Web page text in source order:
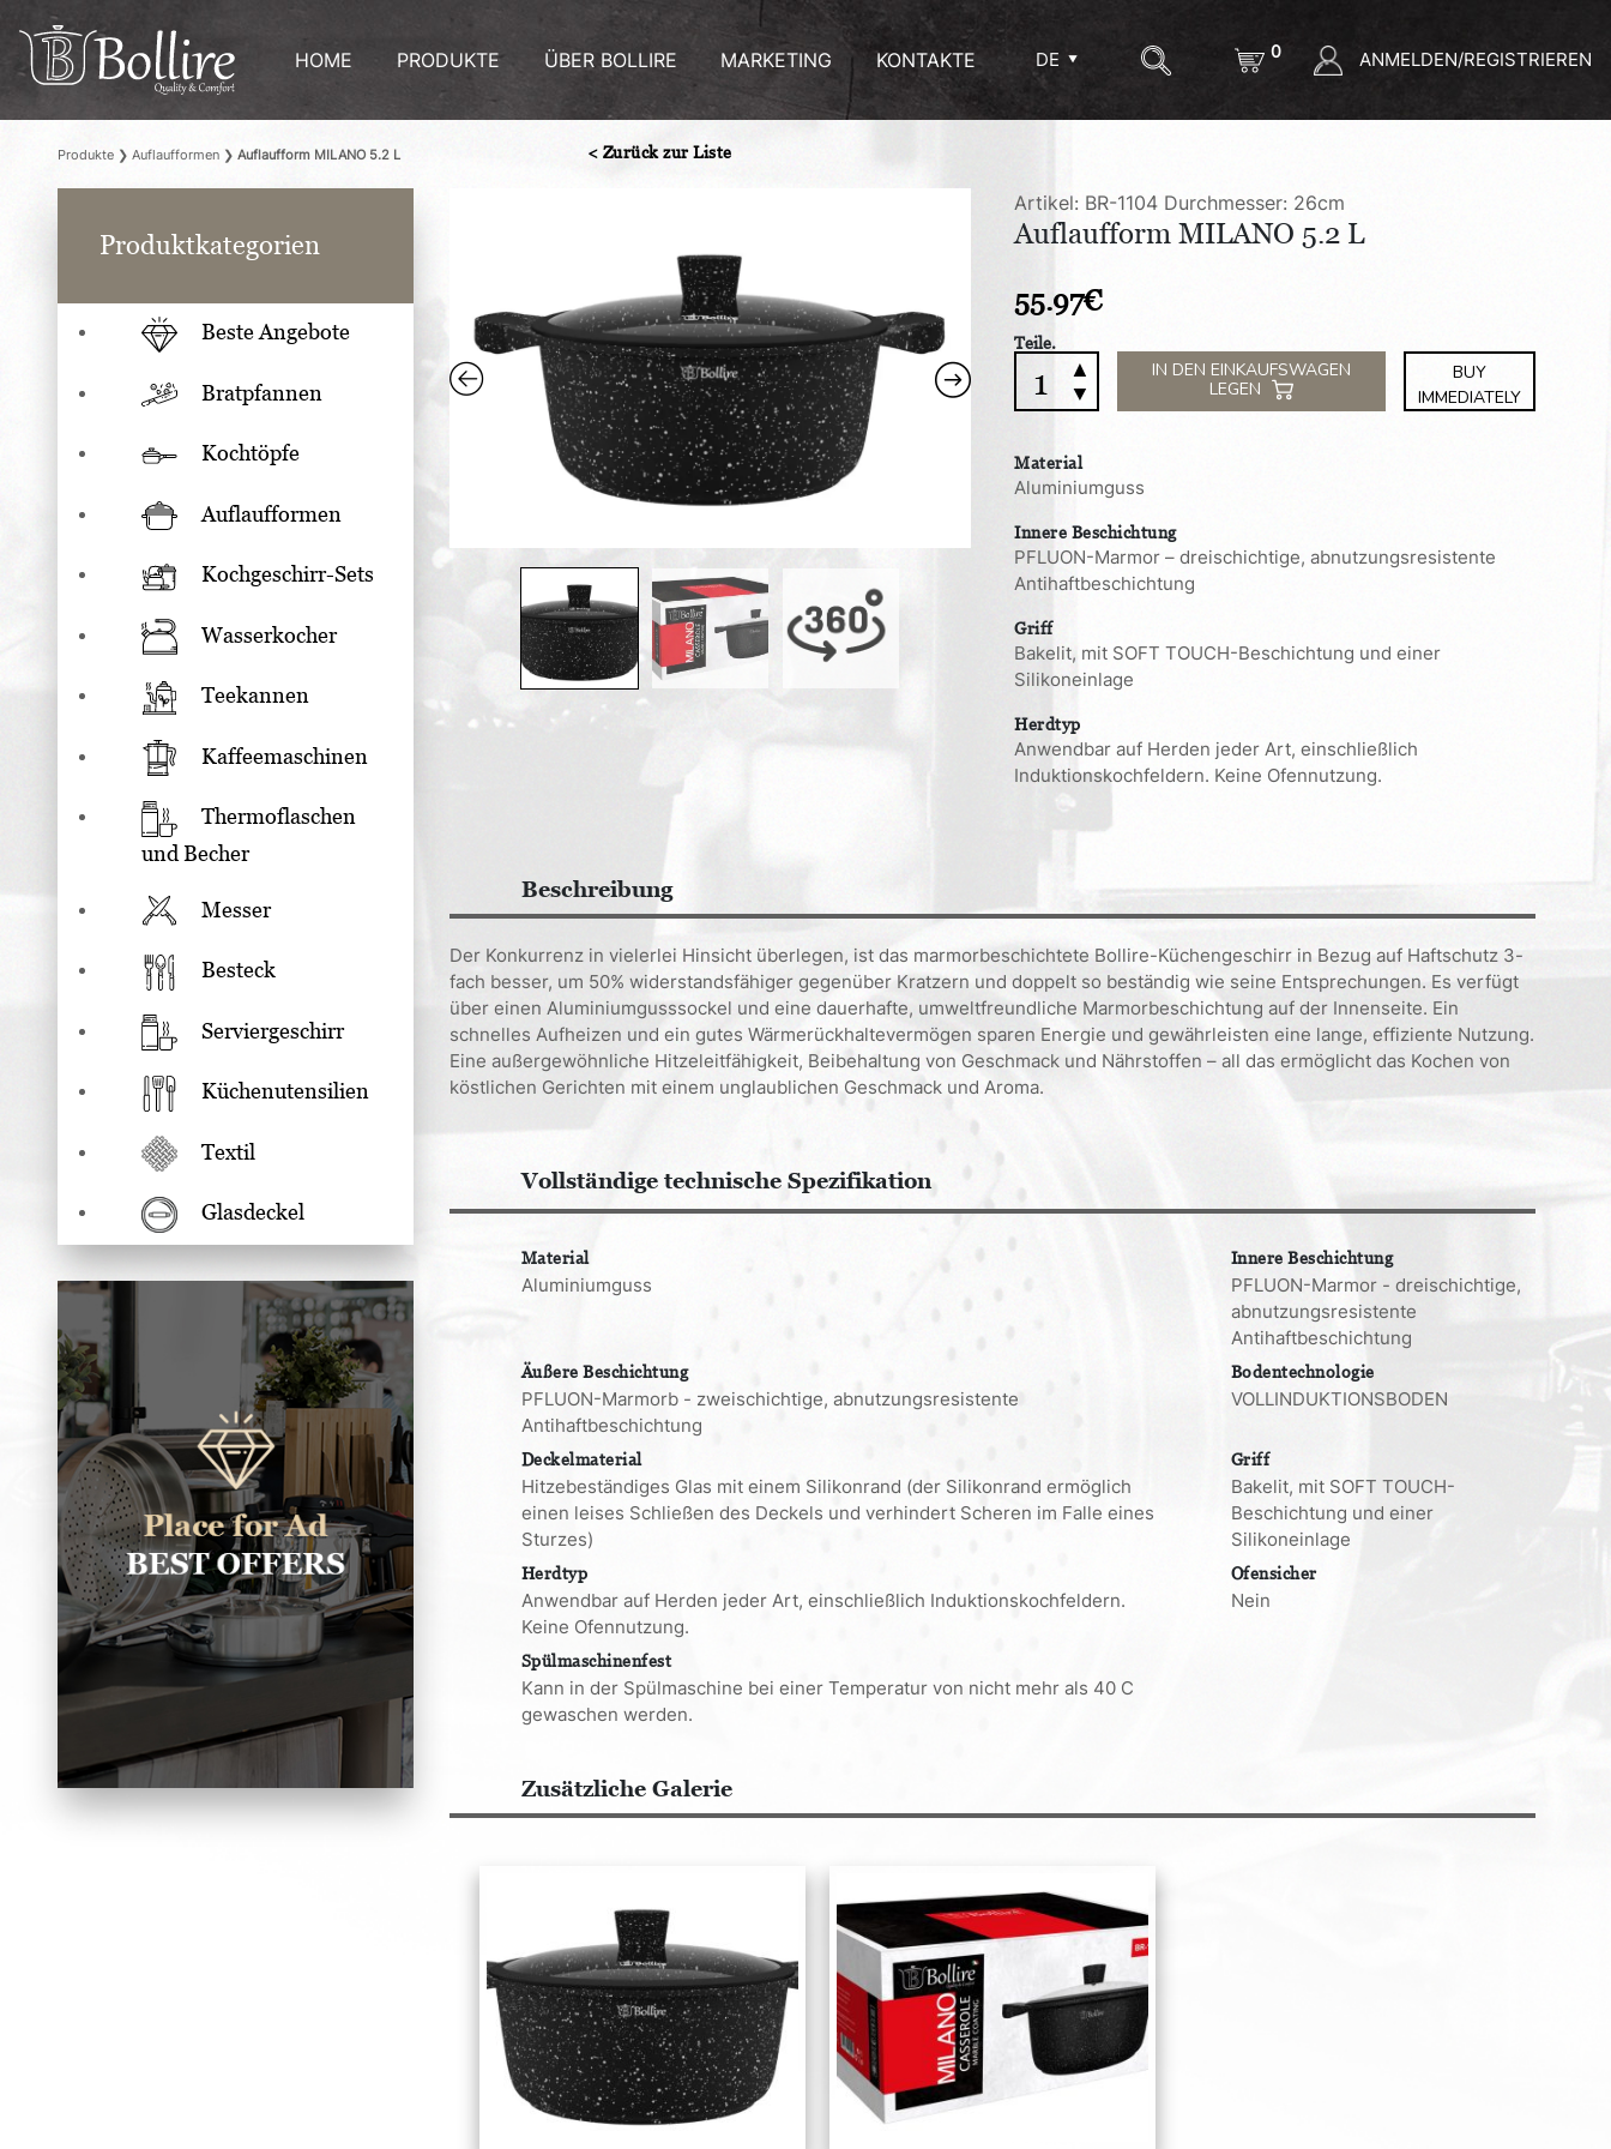
HOME PRODUKTE ÜBER BOLLIRE MARKETING KONTAKTE DE 0 ANMELDEN/REGISTRIEREN
Produkte❯ Auflaufformen❯ Auflaufform MILANO 5.2 L
Produktkategorien
Beste Angebote
Bratpfannen
Kochtöpfe
Auflaufformen
Kochgeschirr-Sets
Wasserkocher
Teekannen
Kaffeemaschinen
Thermoflaschen
und Becher
Messer
Besteck
Serviergeschirr
Küchenutensilien
Textil
Glasdeckel
< Zurück zur Liste
Artikel: BR-1104 Durchmesser: 26cm
Auflaufform MILANO 5.2 L
55.97€
Teile.
Auflaufform
MILANO
L
Menge
▲
▼
IN DEN EINKAUFSWAGEN
LEGEN
BUY
IMMEDIATELY
Material
Aluminiumguss
Innere Beschichtung
PFLUON-Marmor – dreischichtige, abnutzungsresistente
Antihaftbeschichtung
Griff
Bakelit, mit SOFT TOUCH-Beschichtung und einer
Silikoneinlage
Herdtyp
Anwendbar auf Herden jeder Art, einschließlich
Induktionskochfeldern. Keine Ofennutzung.
Beschreibung
Der Konkurrenz in vielerlei Hinsicht überlegen, ist das marmorbeschichtete Bollire-Küchengeschirr in Bezug auf Haftschutz 3-
fach besser, um 50% widerstandsfähiger gegenüber Kratzern und doppelt so beständig wie seine Entsprechungen. Es verfügt
über einen Aluminiumgusssockel und eine dauerhafte, umweltfreundliche Marmorbeschichtung auf der Innenseite. Ein
schnelles Aufheizen und ein gutes Wärmerückhaltevermögen sparen Energie und gewährleisten eine lange, effiziente Nutzung.
Eine außergewöhnliche Hitzeleitfähigkeit, Beibehaltung von Geschmack und Nährstoffen – all das ermöglicht das Kochen von
köstlichen Gerichten mit einem unglaublichen Geschmack und Aroma.
Vollständige technische Spezifikation
Material Innere Beschichtung
Aluminiumguss
PFLUON-Marmor - dreischichtige,
abnutzungsresistente
Antihaftbeschichtung
Äußere Beschichtung Bodentechnologie
PFLUON-Marmorb - zweischichtige, abnutzungsresistente
Antihaftbeschichtung
VOLLINDUKTIONSBODEN
Deckelmaterial Griff
Hitzebeständiges Glas mit einem Silikonrand (der Silikonrand ermöglich
einen leises Schließen des Deckels und verhindert Scheren im Falle eines
Sturzes)
Bakelit, mit SOFT TOUCH-
Beschichtung und einer
Silikoneinlage
Herdtyp Ofensicher
Anwendbar auf Herden jeder Art, einschließlich Induktionskochfeldern.
Keine Ofennutzung.
Nein
Spülmaschinenfest
Kann in der Spülmaschine bei einer Temperatur von nicht mehr als 40 C
gewaschen werden.
Zusätzliche Galerie